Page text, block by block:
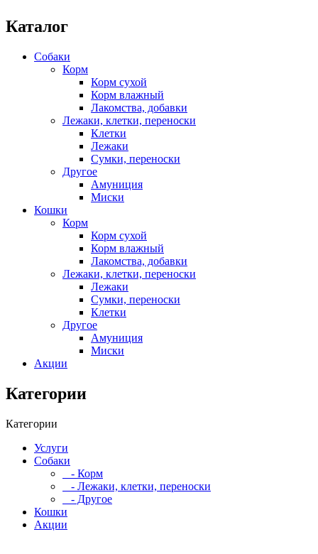
Каталог
Собаки
Корм
Корм сухой
Корм влажный
Лакомства, добавки
Лежаки, клетки, переноски
Клетки
Лежаки
Сумки, переноски
Другое
Амуниция
Миски
Кошки
Корм
Корм сухой
Корм влажный
Лакомства, добавки
Лежаки, клетки, переноски
Лежаки
Сумки, переноски
Клетки
Другое
Амуниция
Миски
Акции
Категории
Категории
Услуги
Собаки
- Корм
- Лежаки, клетки, переноски
- Другое
Кошки
Акции